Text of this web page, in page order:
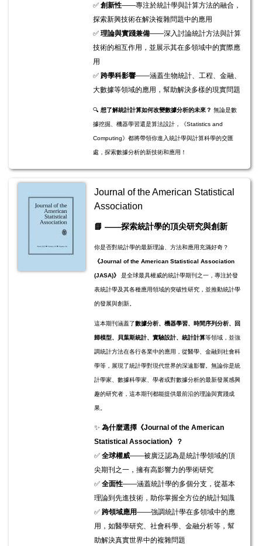
✅ 創新性——專注於統計學與計算方法的融合，
探索新興技術在解決複雜問題中的應用
✅ 理論與實踐兼備——深入討論統計方法與計算
技術的相互作用，並展示其在多領域中的實際應
用
✅ 跨學科影響——涵蓋生物統計、工程、金融、
大數據等領域的應用，幫助解決多樣的現實問題
🔍 想了解統計計算如何改變數據分析的未來？ 無論是數
據挖掘、機器學習還是算法設計，《Statistics and
Computing》都將帶領你進入統計學與計算科學的交匯
處，探索數據分析的新技術和應用！
Journal of the American Statistical
Association
📘 ——探索統計學的頂尖研究與創新
你是否對統計學的最新理論、方法和應用充滿好奇？
《Journal of the American Statistical Association
(JASA)》 是全球最具權威的統計學期刊之一，專注於發
表統計學及其各種應用領域的突破性研究，並推動統計學
的發展與創新。
這本期刊涵蓋了數據分析、機器學習、時間序列分析、回
歸模型、貝葉斯統計、實驗設計、統計計算等領域，並強
調統計方法在各行各業中的應用，從醫學、金融到社會科
學等，展現了統計學對現代世界的深遠影響。無論你是統
計學家、數據科學家、學者或對數據分析的最新發展感興
趣的研究者，這本期刊都能提供最前沿的理論與實踐成
果。
✨ 為什麼選擇《Journal of the American
Statistical Association》？
✅ 全球權威——被廣泛認為是統計學領域的頂
尖期刊之一，擁有高影響力的學術研究
✅ 全面性——涵蓋統計學的多個分支，從基本
理論到先進技術，助你掌握全方位的統計知識
✅ 跨領域應用——強調統計學在多領域中的應
用，如醫學研究、社會科學、金融分析等，幫
助解決真實世界中的複雜問題